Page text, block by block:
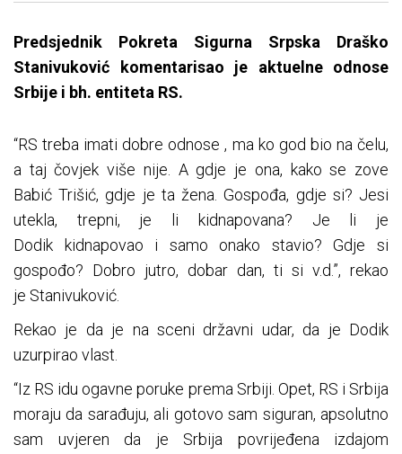
Predsjednik Pokreta Sigurna Srpska Draško
Stanivuković
komentarisao je aktuelne odnose
Srbije i bh. entiteta RS.
“RS treba imati dobre odnose , ma ko god bio na čelu,
a taj čovjek više nije. A gdje je ona, kako se zove
Babić Trišić, gdje je ta žena. Gospođa, gdje si? Jesi
utekla, trepni, je li kidnapovana? Je li je
Dodik kidnapovao i samo onako stavio? Gdje si
gospođo? Dobro jutro, dobar dan, ti si v.d.”, rekao
je Stanivuković.
Rekao je da je na sceni državni udar, da je Dodik
uzurpirao vlast.
“Iz RS idu ogavne poruke prema Srbiji. Opet, RS i Srbija
moraju da sarađuju, ali gotovo sam siguran, apsolutno
sam uvjeren da je Srbija povrijeđena izdajom